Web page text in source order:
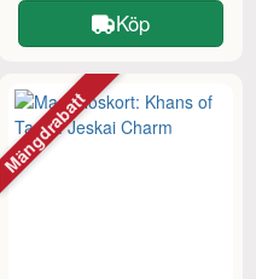
Köp
Mängdrabatt